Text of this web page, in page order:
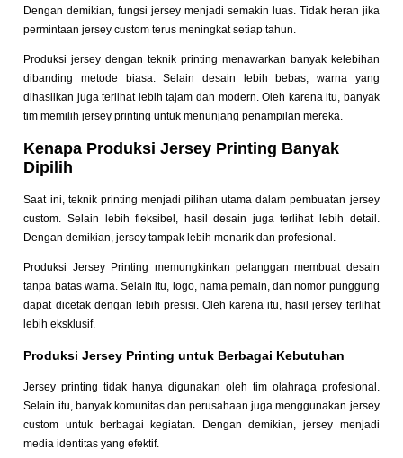
Dengan demikian, fungsi jersey menjadi semakin luas. Tidak heran jika
permintaan jersey custom terus meningkat setiap tahun.
Produksi jersey dengan teknik printing menawarkan banyak kelebihan
dibanding metode biasa. Selain desain lebih bebas, warna yang
dihasilkan juga terlihat lebih tajam dan modern. Oleh karena itu, banyak
tim memilih jersey printing untuk menunjang penampilan mereka.
Kenapa Produksi Jersey Printing Banyak
Dipilih
Saat ini, teknik printing menjadi pilihan utama dalam pembuatan jersey
custom. Selain lebih fleksibel, hasil desain juga terlihat lebih detail.
Dengan demikian, jersey tampak lebih menarik dan profesional.
Produksi Jersey Printing memungkinkan pelanggan membuat desain
tanpa batas warna. Selain itu, logo, nama pemain, dan nomor punggung
dapat dicetak dengan lebih presisi. Oleh karena itu, hasil jersey terlihat
lebih eksklusif.
Produksi Jersey Printing untuk Berbagai Kebutuhan
Jersey printing tidak hanya digunakan oleh tim olahraga profesional.
Selain itu, banyak komunitas dan perusahaan juga menggunakan jersey
custom untuk berbagai kegiatan. Dengan demikian, jersey menjadi
media identitas yang efektif.